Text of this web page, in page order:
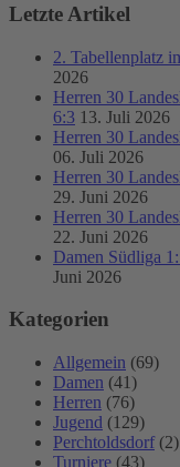
Letzte Artikel
2. Tabellenplatz
2026
Herren 30
6:3 13. Juli 2026
Herren 30
06. Juli 2026
Herren 30
29. Juni 2026
Herren 30
22. Juni 2026
Damen Südliga
Juni 2026
Kategorien
Allgemein (69)
Damen (41)
Herren (76)
Jugend (129)
Perchtoldsdorf (2)
Turniere (43)